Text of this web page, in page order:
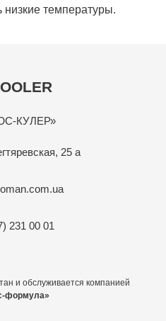
температуры.
КУЛЕР»
25 а
231 00 01
и обслуживается компанией
формула»